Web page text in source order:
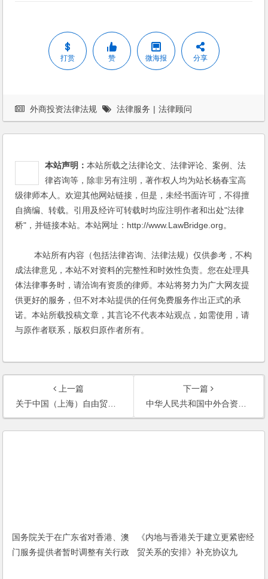
打赏 赞 微海报 分享
外商投资法律法规 法律服务 | 法律顾问
本站声明：本站所载之法律论文、法律评论、案例、法
律咨询等，除非另有注明，著作权人均为站长杨春宝高
级律师本人。欢迎其他网站链接，但是，未经书面许可，不得擅
自摘编、转载。引用及经许可转载时均应注明作者和出处"法律
桥"，并链接本站。本站网址：http://www.LawBridge.org。
本站所有内容（包括法律咨询、法律法规）仅供参考，不构
成法律意见，本站不对资料的完整性和时效性负责。您在处理具
体法律事务时，请洽询有资质的律师。本站将努力为广大网友提
供更好的服务，但不对本站提供的任何免费服务作出正式的承
诺。本站所载投稿文章，其言论不代表本站观点，如需使用，请
与原作者联系，版权归原作者所有。
上一篇
关于中国（上海）自由贸易试验区进一步对外开放增值电信业务的意见
下一篇
中华人民共和国中外合资经营企业法实施条例（2014修订）
国务院关于在广东省对香港、澳
门服务提供者暂时调整有关行政
《内地与香港关于建立更紧密经
贸关系的安排》补充协议九